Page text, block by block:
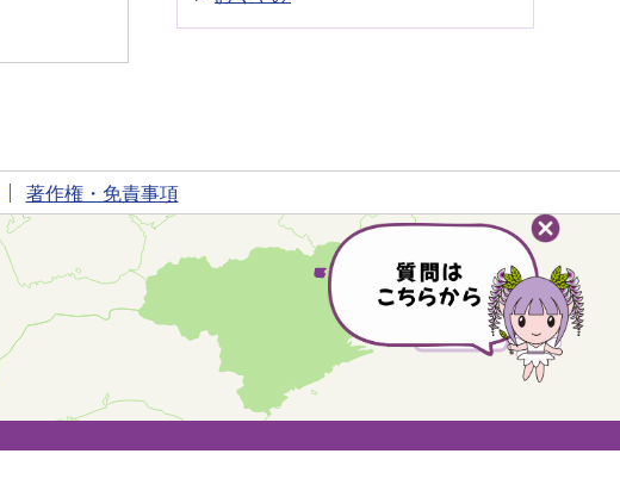
著作権・免責事項